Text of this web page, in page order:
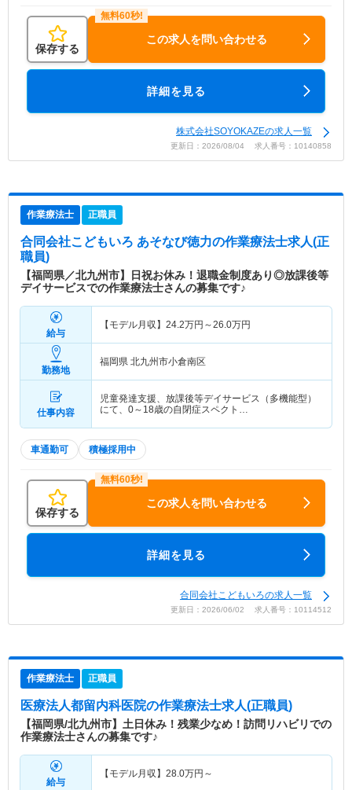
保存する
この求人を問い合わせる
詳細を見る
株式会社SOYOKAZEの求人一覧
更新日：2026/08/04 求人番号：10140858
作業療法士 正職員
合同会社こどもいろ あそなび徳力の作業療法士求人(正
職員)
【福岡県／北九州市】日祝お休み！退職金制度あり◎放課後等
デイサービスでの作業療法士さんの募集です♪
給与
【モデル月収】 24.2万円～26.0万円
勤務地
福岡県 北九州市小倉南区
仕事内容
児童発達支援、放課後等デイサービス（多機能型）
にて、0～18歳の自閉症スペクト…
車通勤可 積極採用中
保存する
この求人を問い合わせる
詳細を見る
合同会社こどもいろの求人一覧
更新日：2026/06/02 求人番号：10114512
作業療法士 正職員
医療法人都留内科医院の作業療法士求人(正職員)
【福岡県/北九州市】土日休み！残業少なめ！訪問リハビリでの
作業療法士さんの募集です♪
給与
【モデル月収】 28.0万円～